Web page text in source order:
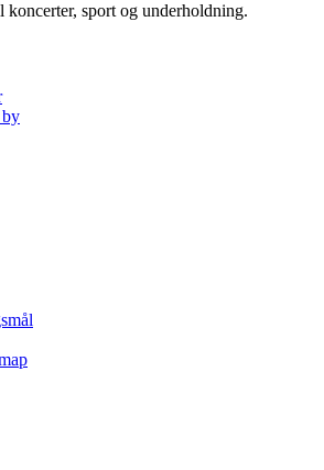
sport og underholdning.
by